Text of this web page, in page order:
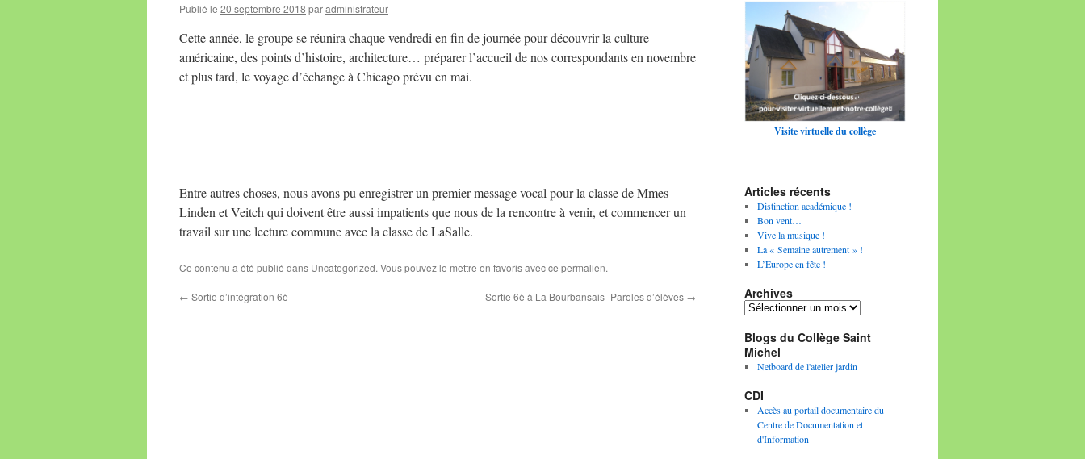
Publié le 20 septembre 2018 paradministrateur
Cette année, le groupe se réunira chaque vendredi en fin de journée pour découvrir la culture
américaine, des points d’histoire, architecture… préparer l’accueil de nos correspondants en novembre
et plus tard, le voyage d’échange à Chicago prévu en mai.
Entre autres choses, nous avons pu enregistrer un premier message vocal pour la classe de Mmes
Linden et Veitch qui doivent être aussi impatients que nous de la rencontre à venir, et commencer un
travail sur une lecture commune avec la classe de LaSalle.
Ce contenu a été publié dans Uncategorized. Vous pouvez le mettre en favoris avecce permalien.
← Sortie d’intégration 6è Sortie 6è à La Bourbansais- Paroles d’élèves →
Visite virtuelle du collège
Articles récents
Distinction académique !
Bon vent…
Vive la musique !
La « Semaine autrement » !
L’Europe en fête !
Archives
Archives
Blogs du Collège Saint
Michel
Netboard de l'atelier jardin
CDI
Accès au portail documentaire du
Centre de Documentation et
d'Information